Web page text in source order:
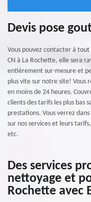
Devis pose
Vous pouvez contacter à
CN à La Rochette, elle sera
entièrement sur-mesure et
plus vite sur notre site! Vous
en moins de 24 heures.
clients des tarifs les plus bas
prestations. Vous verrez
sur nos services et leurs
etc.
Des services
nettoyage et
Rochette avec